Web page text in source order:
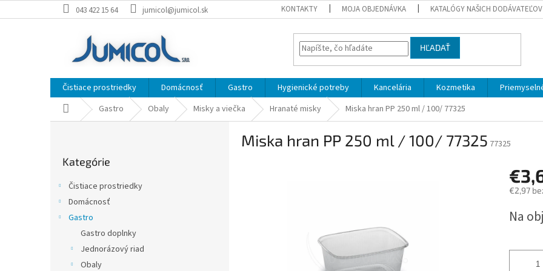
na
043 422 15 64 jumicol@jumicol.sk KONTAKTY MOJA OBJEDNÁVKA KATALÓGY NAŠICH DODÁVATEĽOV
HĽADAŤ
Čistiace prostriedky Domácnosť Gastro Hygienické potreby Kancelária Kozmetika
Domov Gastro Obaly Misky a viečka Hranaté misky Miska hran PP 250 ml / 100/ 77325
kategórie
Kategórie
Čistiace prostriedky
Domácnosť
Gastro
Gastro doplnky
Jednorázový riad
Obaly
Miska hran PP 250 ml / 100/ 77325 77325
€2,97
cena:
Na